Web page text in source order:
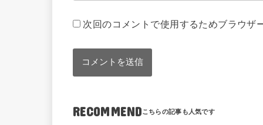
次回のコメントで使用するためブラウザ
RECOMMEND